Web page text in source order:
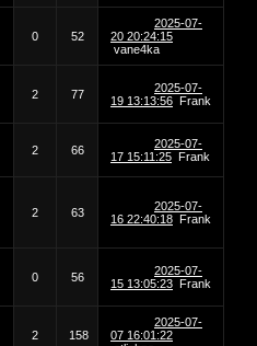
0 52
2025-07-
20 20:24:15
vane4ka
2 77
2025-07-
19 13:13:56 Frank
2 66
2025-07-
17 15:11:25 Frank
2 63
2025-07-
16 22:40:18 Frank
0 56
2025-07-
15 13:05:23 Frank
2 158
2025-07-
07 16:01:22